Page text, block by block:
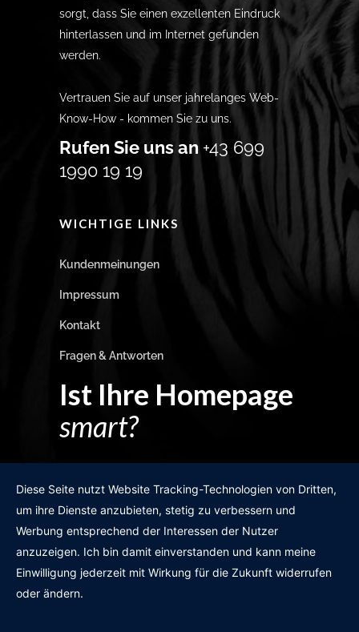
sorgt, dass Sie einen exzellenten Eindruck
hinterlassen und im Internet gefunden
werden.
Vertrauen Sie auf unser jahrelanges Web-
Know-How - kommen Sie zu uns.
Rufen Sie uns an +43 699
1990 19 19
WICHTIGE LINKS
Kundenmeinungen
Impressum
Kontakt
Fragen & Antworten
Ist Ihre Homepage
smart?
GRATIS WEBSITE-CHECK
Diese Seite nutzt Website Tracking-Technologien von Dritten,
um ihre Dienste anzubieten, stetig zu verbessern und
Werbung entsprechend der Interessen der Nutzer
anzuzeigen. Ich bin damit einverstanden und kann meine
Einwilligung jederzeit mit Wirkung für die Zukunft widerrufen
oder ändern.